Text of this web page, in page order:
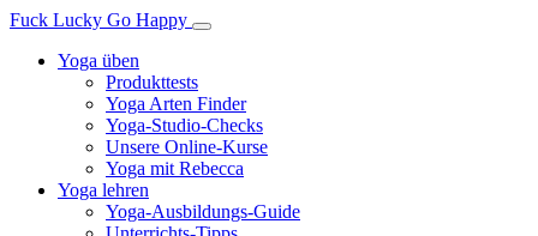
Fuck Lucky Go Happy
Yoga üben
Produkttests
Yoga Arten Finder
Yoga-Studio-Checks
Unsere Online-Kurse
Yoga mit Rebecca
Yoga lehren
Yoga-Ausbildungs-Guide